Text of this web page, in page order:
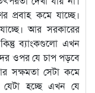
প্রবাহ কমে যাচ্ছে।
আর সরকারের
ব্যাংকগুলো এখন
ওপর যে চাপ পড়বে
সক্ষমতা সেটা কমে
যেটা হচ্ছে এখন যে